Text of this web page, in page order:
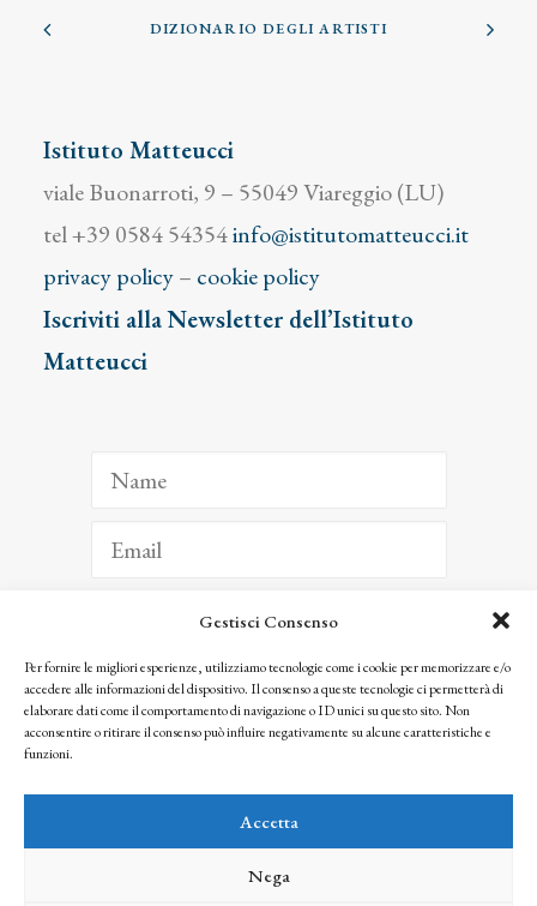
Gestisci Consenso
Per fornire le migliori esperienze, utilizziamo tecnologie come i cookie per memorizzare e/o
accedere alle informazioni del dispositivo. Il consenso a queste tecnologie ci permetterà di
elaborare dati come il comportamento di navigazione o ID unici su questo sito. Non
acconsentire o ritirare il consenso può influire negativamente su alcune caratteristiche e
funzioni.
Accetta
Nega
DIZIONARIO DEGLI ARTISTI
Istituto Matteucci
viale Buonarroti, 9 – 55049 Viareggio (LU)
tel +39 0584 54354info@istitutomatteucci.it
privacy policy– cookie policy
Iscriviti alla Newsletter dell’Istituto
Matteucci
ISCRIVITI
Facendo clic per iscriverti, riconosci che le tue informazioni saranno trattate
seguendo la nostra Privacy Policy
© 2025 Istituto Matteucci. All right reserved
l’autorizzazione scritta dei proprietari dei diritti e dell’Istituto Matteucci